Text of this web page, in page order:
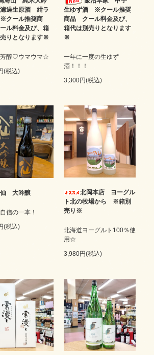
過生原酒 紺ラ
ール推奨商
ル料金及び、箱
りとなります※
醇♡ウマウマ☆
(税込)
生ゆず酒 ※クール推奨
商品 クール料金及び、
箱代は別売りとなります
※
一年に一度の生ゆず
酒！！！
3,300円(税込)
仙 大吟醸
信の一本！
(税込)
北岡本店 ヨーグル
ト北の牧場から ※箱別
売り※
北海道ヨーグルト100％使
用☆
3,980円(税込)